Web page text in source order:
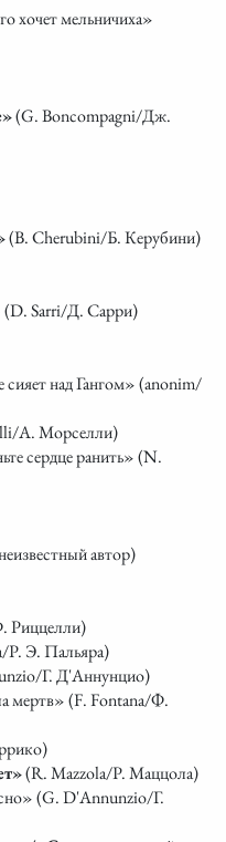
хочет мельничиха»
(G. Boncompagni/Дж.
(B. Cherubini/Б. Керубини)
Sarri/Д. Сарри)
над Гангом» (anonim/
А. Морселли)
сердце ранить» (N.
автор)
Риццелли)
Р. Э. Пальяра)
Г. Д'Аннунцио)
мертв» (F. Fontana/Ф.
(R. Mazzola/Р. Маццола)
(G. D'Annunzio/Г.